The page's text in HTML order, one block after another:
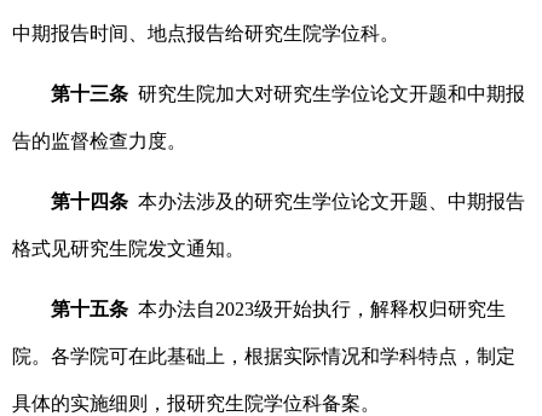
中期报告时间、地点报告给研究生院学位科。
第十三条 研究生院加大对研究生学位论文开题和中期报
告的监督检查力度。
第十四条 本办法涉及的研究生学位论文开题、中期报告
格式见研究生院发文通知。
第十五条 本办法自2023级开始执行，解释权归研究生
院。各学院可在此基础上，根据实际情况和学科特点，制定
具体的实施细则，报研究生院学位科备案。